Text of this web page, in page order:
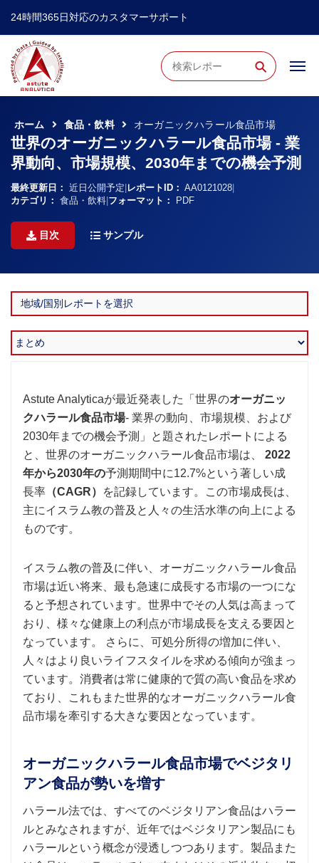
24時間365日対応のカスタマーサポート
⚲
ホーム 食品・飲料 オーガニックハラール食品市場
世界のオーガニックハラール食品市場 - 業
界動向、市場規模、2030年までの機会予測
最終更新日： 近日公開予定 レポートID： AA0121028
カテゴリ：
食品・飲料 フォーマット： PDF
目次 サンプル
Astute Analyticaが最近発表した「世界のオーガニッ
クハラール食品市場- 業界の動向、市場規模、および
2030年までの機会予測」と題されたレポートによる
と、世界のオーガニックハラール食品市場は、 2022
年から2030年の予測期間中に12.7%という著しい成
長率 （CAGR）
を記録しています。この市場成長は、
主にイスラム教の普及と人々の生活水準の向上による
ものです。
イスラム教の普及に伴い、オーガニックハラール食品
市場は近い将来、最も急速に成長する市場の一つにな
ると予想されています。世界中でその人気は高まって
おり、様々な健康上の利点が市場成長を支える要因と
なっています。
さらに、可処分所得の増加に伴い、
人々はより良​​いライフスタイルを求める傾向が強まっ
ています。消費者は常に健康的で質の高い食品を求め
ており、これもまた世界的なオーガニックハラール食
品市場を牽引する大きな要因となっています。
オーガニックハラール食品市場でベジタリ
アン食品が勢いを増す
ハラール法では、すべてのベジタリアン食品はハラー
ルとみなされますが、近年ではベジタリアン製品にも
ハラールという概念が浸透しつつあります。製品また